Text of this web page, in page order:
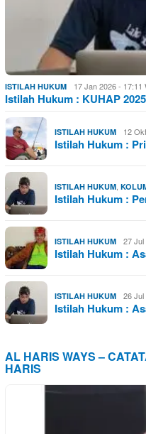
ISTILAH HUKUM 17 Jan 2026 - 17:11
Istilah Hukum : KUHAP 2025
ISTILAH HUKUM 12
Istilah Hukum :
ISTILAH HUKUM,
Istilah Hukum :
ISTILAH HUKUM 27 Jul
Istilah Hukum :
ISTILAH HUKUM 26 Jul
Istilah Hukum :
AL HARIS WAYS –
HARIS